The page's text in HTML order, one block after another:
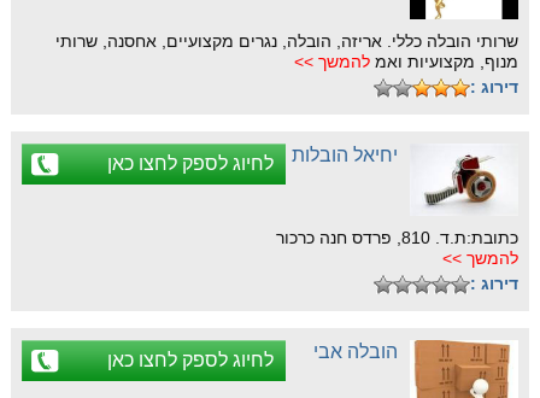
שרותי הובלה כללי. אריזה, הובלה, נגרים מקצועיים, אחסנה, שרותי
מנוף, מקצועיות ואמ להמשך >>
דירוג :
יחיאל הובלות לחיוג לספק לחצו כאן
כתובת:ת.ד. 810, פרדס חנה כרכור
להמשך >>
דירוג :
הובלה אבי לחיוג לספק לחצו כאן